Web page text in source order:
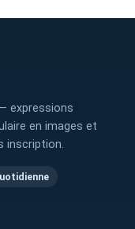
expressions
en images et
inscription.